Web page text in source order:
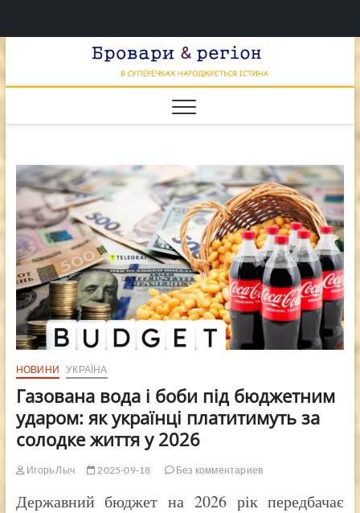
НАРОДЖУЄТЬСЯ
НОВИНИ УКРАЇНА
Газована вода і боби під бюджетним
ударом: як українці платитимуть за
солодке життя у 2026
Игорь Лыч 2025-09-18 Без комментариев
Державний бюджет на 2026 рік передбачає